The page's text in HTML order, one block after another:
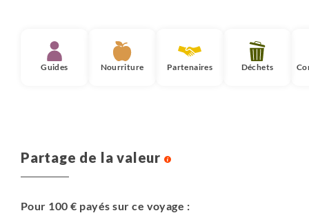
Guides Nourriture Partenaires Déchets
Partage de la valeur
Pour 100 € payés sur ce voyage :